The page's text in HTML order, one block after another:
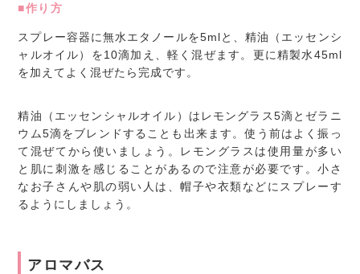
■作り方
スプレー容器に無水エタノールを5mlと、精油（エッセンシ
ャルオイル）を10滴加え、軽く混ぜます。更に精製水45ml
を加えてよく混ぜたら完成です。
精油（エッセンシャルオイル）はレモングラス5滴とゼラニ
ウム5滴をブレンドすることも出来ます。使う前はよく振っ
て混ぜてから使いましょう。レモングラスは使用量が多い
と肌に刺激を感じることがあるので注意が必要です。小さ
なお子さんや肌の弱い人は、帽子や衣類などにスプレーす
るようにしましょう。
アロマバス